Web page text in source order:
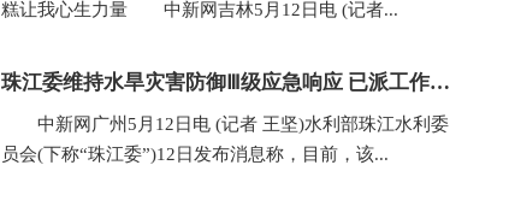
糕让我心生力量 中新网吉林5月12日电 (记者...
珠江委维持水旱灾害防御Ⅲ级应急响应 已派工作组赴粤桂闽等地
中新网广州5月12日电 (记者 王坚)水利部珠江水利委
员会(下称“珠江委”)12日发布消息称，目前，该...